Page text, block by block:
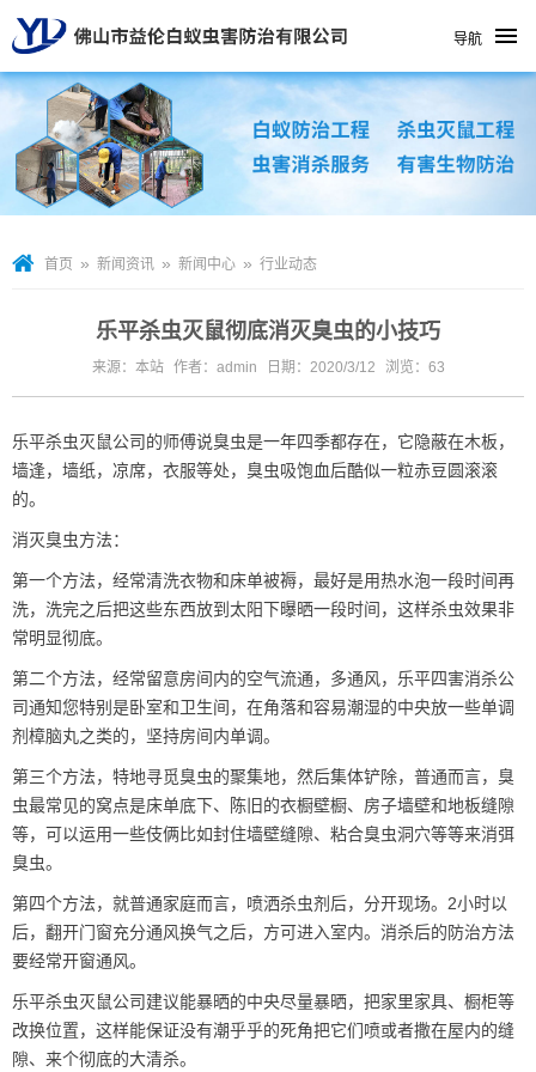
导航
首页 » 新闻资讯 » 新闻中心 » 行业动态
乐平杀虫灭鼠彻底消灭臭虫的小技巧
来源：本站 作者：admin 日期：2020/3/12 浏览： 63
乐平杀虫灭鼠公司的师傅说臭虫是一年四季都存在，它隐蔽在木板，
墙逢，墙纸，凉席，衣服等处，臭虫吸饱血后酷似一粒赤豆圆滚滚
的。
消灭臭虫方法：
第一个方法，经常清洗衣物和床单被褥，最好是用热水泡一段时间再
洗，洗完之后把这些东西放到太阳下曝晒一段时间，这样杀虫效果非
常明显彻底。
第二个方法，经常留意房间内的空气流通，多通风， 乐平四害消杀公
司通知您特别是卧室和卫生间，在角落和容易潮湿的中央放一些单调
剂樟脑丸之类的，坚持房间内单调。
第三个方法，特地寻觅臭虫的聚集地，然后集体铲除，普通而言，臭
虫最常见的窝点是床单底下、陈旧的衣橱壁橱、房子墙壁和地板缝隙
等，可以运用一些伎俩比如封住墙壁缝隙、粘合臭虫洞穴等等来消弭
臭虫。
第四个方法，就普通家庭而言，喷洒杀虫剂后，分开现场。2小时以
后，翻开门窗充分通风换气之后，方可进入室内。消杀后的防治方法
要经常开窗通风。
乐平杀虫灭鼠公司建议能暴晒的中央尽量暴晒，把家里家具、橱柜等
改换位置，这样能保证没有潮乎乎的死角把它们喷或者撒在屋内的缝
隙、来个彻底的大清杀。